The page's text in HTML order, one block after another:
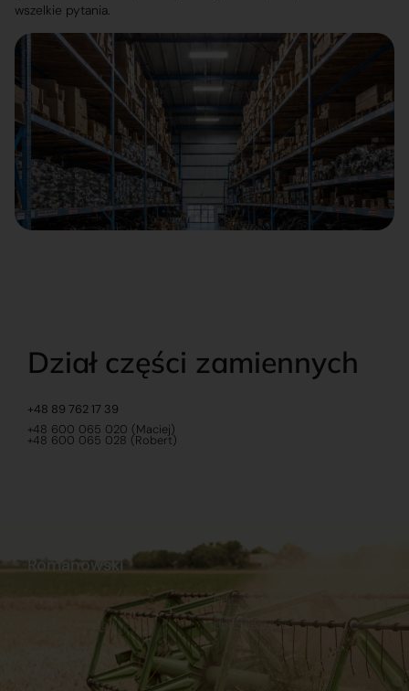
wszelkie pytania.
Dział części zamiennych
+48 89 762 17 39
+48 600 065 020 (Maciej)
+48 600 065 028 (Robert)
Romanowski
Sklep internetowy
Praca
Ubezpieczenia